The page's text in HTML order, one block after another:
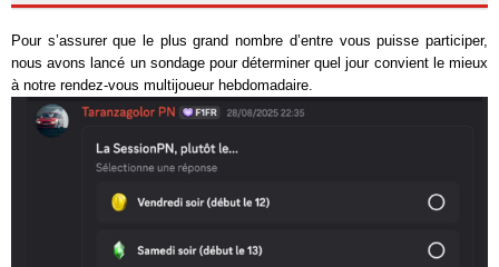
Pour s’assurer que le plus grand nombre d’entre vous puisse participer,
nous avons lancé un sondage pour déterminer quel jour convient le mieux
à notre rendez-vous multijoueur hebdomadaire.